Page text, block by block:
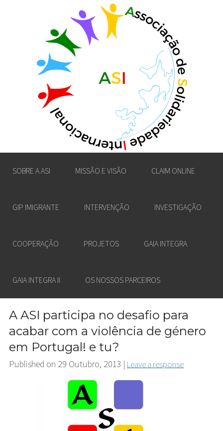
SOBRE A ASI MISSÃO E VISÃO CLAIM ONLINE
GIP IMIGRANTE INTERVENÇÃO INVESTIGAÇÃO
COOPERAÇÃO PROJETOS GAIA INTEGRA
GAIA INTEGRA II OS NOSSOS PARCEIROS
A ASI participa no desafio para
acabar com a violência de género
em Portugal! e tu?
Published on 29 Outubro, 2013 | Leave a response